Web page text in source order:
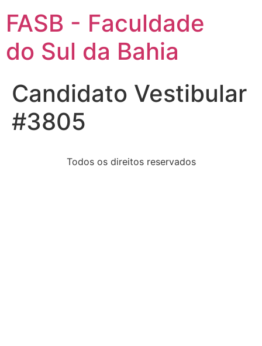
FASB - Faculdade
do Sul da Bahia
Candidato Vestibular
#3805
Todos os direitos reservados